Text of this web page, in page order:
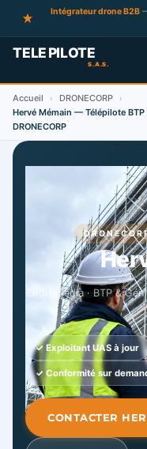
Intégrateur drone B2B
Accueil › DRONECORP ›
Hervé Mémain — Télépilote
DRONECORP
Endromedia · BTP &
✓ Exploitant UAS à jour
✓ Conformité sur
CONTACTER